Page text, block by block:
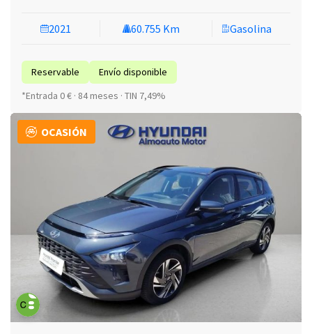
2021 60.755 Km Gasolina
Reservable
Envío disponible
*Entrada 0 € · 84 meses · TIN 7,49%
OCASIÓN